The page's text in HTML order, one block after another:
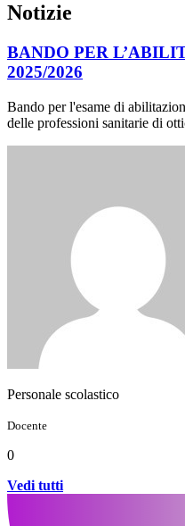
Notizie
BANDO PER
2025/2026
Bando per l'esame di
delle professioni sanitarie di
Personale scolastico
Docente
0
Vedi tutti